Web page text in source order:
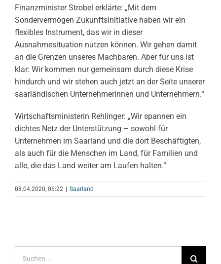
Finanzminister Strobel erklärte: „Mit dem
Sondervermögen Zukunftsinitiative haben wir ein
flexibles Instrument, das wir in dieser
Ausnahmesituation nutzen können. Wir gehen damit
an die Grenzen unseres Machbaren. Aber für uns ist
klar: Wir kommen nur gemeinsam durch diese Krise
hindurch und wir stehen auch jetzt an der Seite unserer
saarländischen Unternehmerinnen und Unternehmern.“
Wirtschaftsministerin Rehlinger: „Wir spannen ein
dichtes Netz der Unterstützung – sowohl für
Unternehmen im Saarland und die dort Beschäftigten,
als auch für die Menschen im Land, für Familien und
alle, die das Land weiter am Laufen halten.“
08.04.2020, 06:22 Saarland
nach: